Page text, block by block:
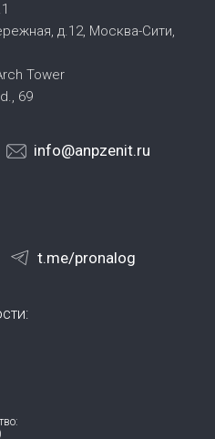
д.12, Москва-Сити,
Tower
69
info@anpzenit.ru
t.me/pronalog